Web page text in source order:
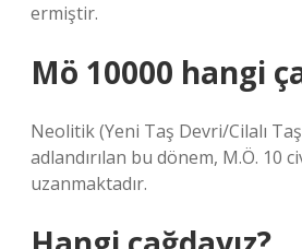
ermiştir.
Mö 10000 hangi
Neolitik (Yeni Taş Devri/Cilalı
adlandırılan bu dönem, M.Ö. 10
uzanmaktadır.